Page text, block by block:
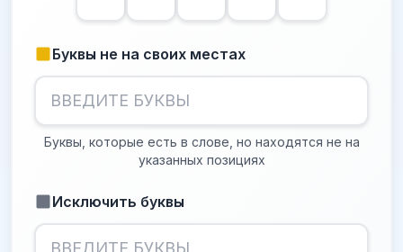
Буквы не на своих местах
Буквы, которые есть в слове, но находятся не на
указанных позициях
Исключить буквы